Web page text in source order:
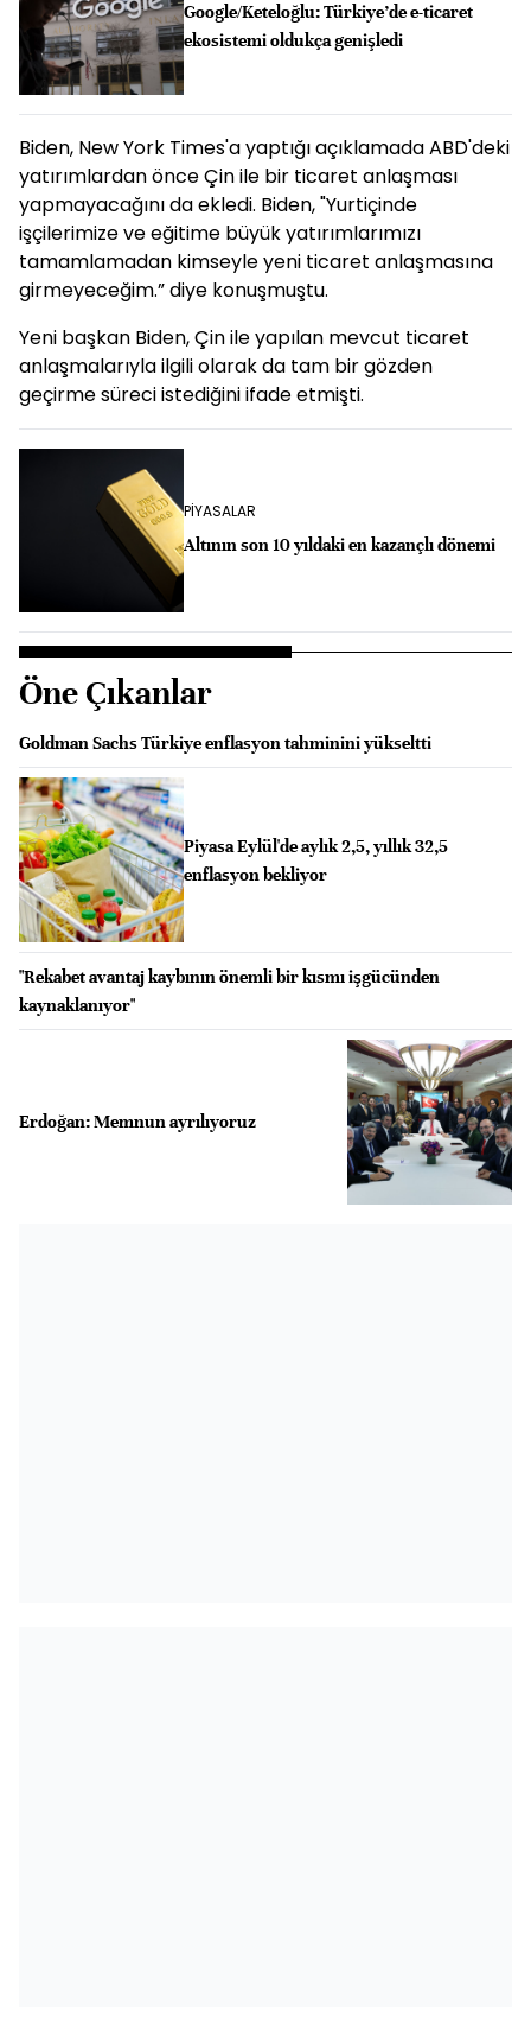
Google/Keteloğlu: Türkiye’de e-ticaret
ekosistemi oldukça genişledi
Biden, New York Times'a yaptığı açıklamada ABD'deki
yatırımlardan önce Çin ile bir ticaret anlaşması
yapmayacağını da ekledi. Biden, "Yurtiçinde
işçilerimize ve eğitime büyük yatırımlarımızı
tamamlamadan kimseyle yeni ticaret anlaşmasına
girmeyeceğim.” diye konuşmuştu.
Yeni başkan Biden, Çin ile yapılan mevcut ticaret
anlaşmalarıyla ilgili olarak da tam bir gözden
geçirme süreci istediğini ifade etmişti.
PİYASALAR
Altının son 10 yıldaki en kazançlı dönemi
Öne Çıkanlar
Goldman Sachs Türkiye enflasyon tahminini yükseltti
Piyasa Eylül'de aylık 2,5, yıllık 32,5
enflasyon bekliyor
"Rekabet avantaj kaybının önemli bir kısmı işgücünden
kaynaklanıyor"
Erdoğan: Memnun ayrılıyoruz